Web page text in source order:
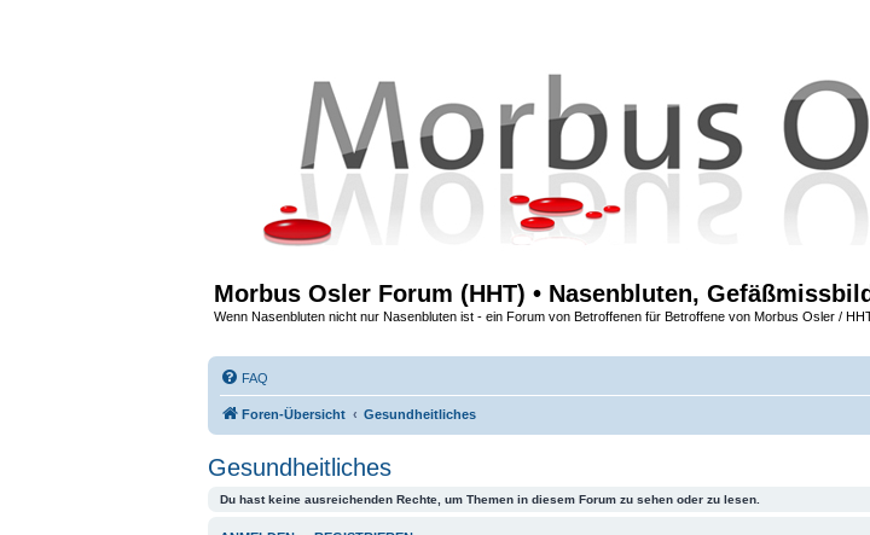
Morbus Osler Forum (HHT) • Nasenbluten,
Wenn Nasenbluten nicht nur Nasenbluten ist - ein Forum von Betroffenen für Betroffene von Morbus Osler /
FAQ
Foren-Übersicht Gesundheitliches
Gesundheitliches
Du hast keine ausreichenden Rechte, um Themen in diesem Forum zu sehen oder zu lesen.